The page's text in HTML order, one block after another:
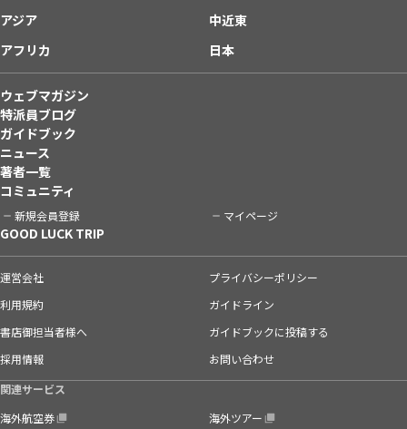
アジア
中近東
アフリカ
日本
ウェブマガジン
特派員ブログ
ガイドブック
ニュース
著者一覧
コミュニティ
新規会員登録 マイページ
GOOD LUCK TRIP
運営会社
プライバシーポリシー
利用規約
ガイドライン
書店御担当者様へ
ガイドブックに投稿する
採用情報
お問い合わせ
関連サービス
海外航空券
海外ツアー